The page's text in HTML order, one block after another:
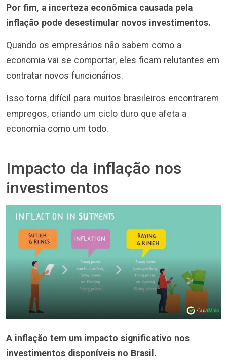
Por fim, a incerteza econômica causada pela
inflação pode desestimular novos investimentos.
Quando os empresários não sabem como a
economia vai se comportar, eles ficam relutantes em
contratar novos funcionários.
Isso torna difícil para muitos brasileiros encontrarem
empregos, criando um ciclo duro que afeta a
economia como um todo.
Impacto da inflação nos
investimentos
A inflação tem um impacto significativo nos
investimentos disponíveis no Brasil.